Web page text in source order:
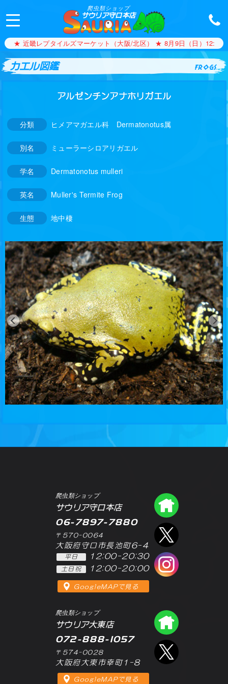
爬虫類ショップ
サウリア守口本店
★ 近畿レプタイルズマーケット（大阪/北区） ★ 8月9日（日）12:00
カエル図鑑 frogs
アルゼンチンアナホリガエル
分類 ヒメアマガエル科 Dermatonotus属
別名 ミューラーシロアリガエル
学名 Dermatonotus mulleri
英名 Muller's Termite Frog
生態 地中棲
爬虫類ショップ
サウリア守口本店
06-7897-7880
〒570-0064
大阪府守口市長池町6-4
平日 12:00-20:30
土日祝 12:00-20:00
GoogleMAPで見る
爬虫類ショップ
サウリア大東店
072-888-1057
〒574-0028
大阪府大東市幸町1-8
GoogleMAPで見る